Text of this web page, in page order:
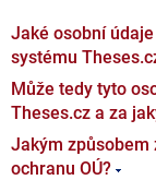
Jaké osobní
systému
Může tedy tyto
Theses.cz a za
Jakým způsobem
ochranu OÚ?